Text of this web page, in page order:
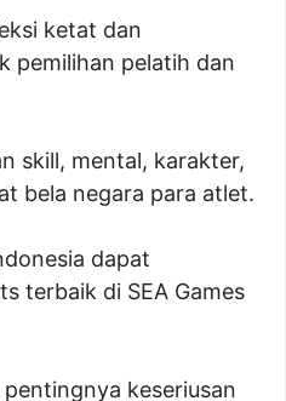
ketat dan
pemilihan pelatih dan
skill, mental, karakter,
bela negara para atlet.
dapat
terbaik di SEA Games
keseriusan